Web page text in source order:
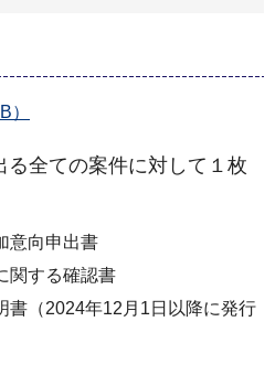
）
る全ての案件に対して１枚
意向申出書
関する確認書
書（2024年12月1日以降に発行